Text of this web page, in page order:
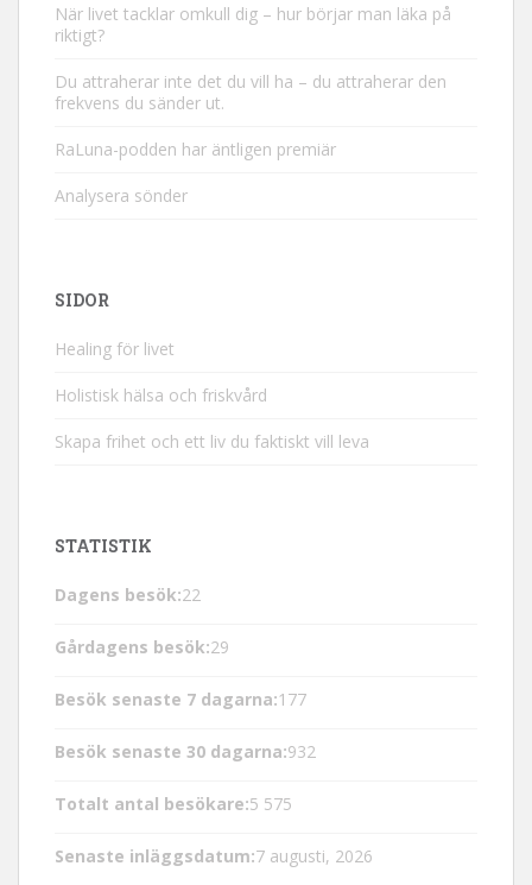
När livet tacklar omkull dig – hur börjar man läka på
riktigt?
Du attraherar inte det du vill ha – du attraherar den
frekvens du sänder ut.
RaLuna-podden har äntligen premiär
Analysera sönder
SIDOR
Healing för livet
Holistisk hälsa och friskvård
Skapa frihet och ett liv du faktiskt vill leva
STATISTIK
Dagens besök:22
Gårdagens besök:29
Besök senaste 7 dagarna:177
Besök senaste 30 dagarna:932
Totalt antal besökare:5 575
Senaste inläggsdatum:7 augusti, 2026